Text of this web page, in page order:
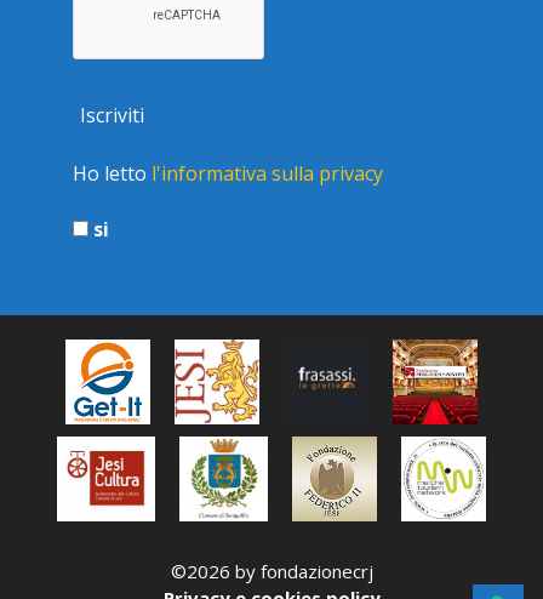
Ho letto l'informativa sulla privacy
si
©2026 by fondazionecrj